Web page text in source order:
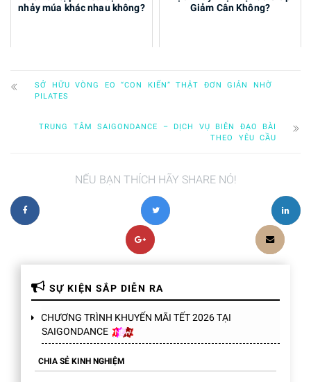
nhảy múa khác nhau không?
Giảm Cân Không?
SỞ HỮU VÒNG EO “CON KIẾN” THẬT ĐƠN GIẢN NHỜ
PILATES
TRUNG TÂM SAIGONDANCE – DỊCH VỤ BIÊN ĐẠO BÀI
THEO YÊU CẦU
NẾU BẠN THÍCH HÃY SHARE NÓ!
SỰ KIỆN SẮP DIỄN RA
CHƯƠNG TRÌNH KHUYẾN MÃI TẾT 2026 TẠI
SAIGONDANCE
CHIA SẺ KINH NGHIỆM